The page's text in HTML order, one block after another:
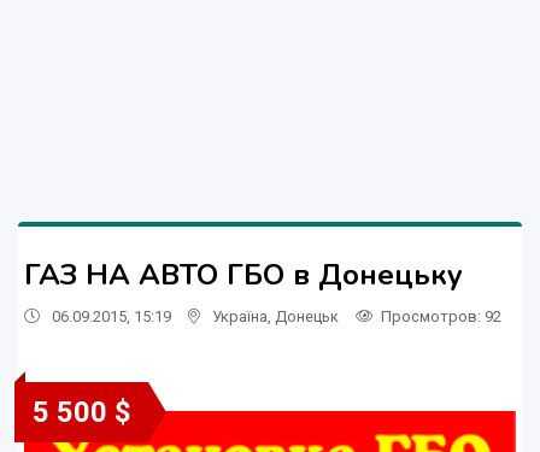
ГАЗ НА АВТО ГБО в Донецьку
06.09.2015, 15:19 Україна Донецьк Просмотров: 92
5 500 $